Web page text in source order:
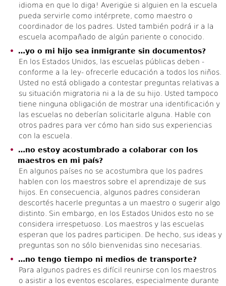
idioma en que lo diga! Averigüe si alguien en la escuela
pueda servirle como intérprete, como maestro o
coordinador de los padres. Usted también podrá ir a la
escuela acompañado de algún pariente o conocido.
…yo o mi hijo sea inmigrante sin documentos?
En los Estados Unidos, las escuelas públicas deben -
conforme a la ley- ofrecerle educación a todos los niños.
Usted no está obligado a contestar preguntas relativas a
su situación migratoria ni a la de su hijo. Usted tampoco
tiene ninguna obligación de mostrar una identificación y
las escuelas no deberían solicitarle alguna. Hable con
otros padres para ver cómo han sido sus experiencias
con la escuela.
…no estoy acostumbrado a colaborar con los
maestros en mi país?
En algunos países no se acostumbra que los padres
hablen con los maestros sobre el aprendizaje de sus
hijos. En consecuencia, algunos padres consideran
descortés hacerle preguntas a un maestro o sugerir algo
distinto. Sin embargo, en los Estados Unidos esto no se
considera irrespetuoso. Los maestros y las escuelas
esperan que los padres participen. De hecho, sus ideas y
preguntas son no sólo bienvenidas sino necesarias.
…no tengo tiempo ni medios de transporte?
Para algunos padres es difícil reunirse con los maestros
o asistir a los eventos escolares, especialmente durante